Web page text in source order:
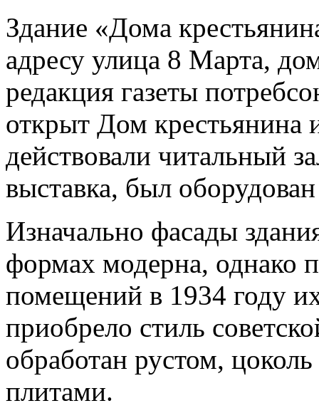
Здание «Дома
адресу улица 8 Марта,
редакция газеты
открыт Дом
действовали читальный
выставка, был
Изначально фасады
формах модерна, однако
помещений в 1934 году
приобрело стиль
обработан рустом,
плитами.